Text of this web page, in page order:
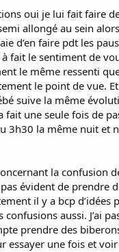
ça n'allait pas
galéré elle était
forcément la faim...
en timing avec le moment
J'ai eu un peu
donc on a tout mis en
et demi...
ces jours ci, mais j'avoue
on a pris un peu un
tout
ne plus la nourrir..je sais
ça peut me peser...
dans 2 mois elle va aller à
un peu (beaucoup)
oui je lui fait faire
allongé au sein
d’en faire pdt les
à fait le sentiment de
le même ressenti
le point de vue.
suive la même
fait une seule fois de
3h30 la même nuit et
la confusion
pas évident de prendre
il y a bcp d’idées
aussi. J’ai
prendre des
essayer une fois et